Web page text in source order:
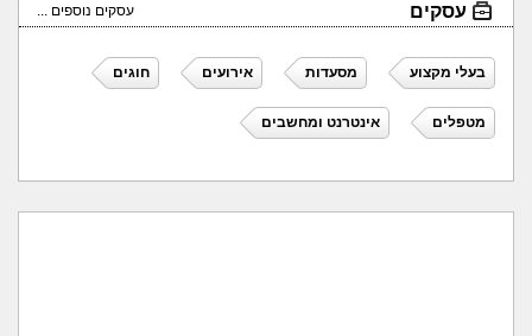
עסקים עסקים נוספים ...
בעלי מקצוע מסעדות אירועים חוגים
מטפלים אינטרנט ומחשבים